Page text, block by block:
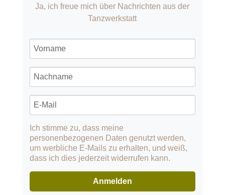
Ja, ich freue mich über Nachrichten aus der
Tanzwerkstatt
Ich stimme zu, dass meine
personenbezogenen Daten genutzt werden,
um werbliche E-Mails zu erhalten, und weiß,
dass ich dies jederzeit widerrufen kann.
Anmelden